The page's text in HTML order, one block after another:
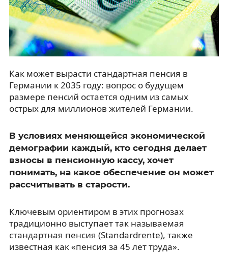
Как может вырасти стандартная пенсия в
Германии к 2035 году: вопрос о будущем
размере пенсий остается одним из самых
острых для миллионов жителей Германии.
В условиях меняющейся экономической
демографии каждый, кто сегодня делает
взносы в пенсионную кассу, хочет
понимать, на какое обеспечение он может
рассчитывать в старости.
Ключевым ориентиром в этих прогнозах
традиционно выступает так называемая
стандартная пенсия (Standardrente), также
известная как «пенсия за 45 лет труда».